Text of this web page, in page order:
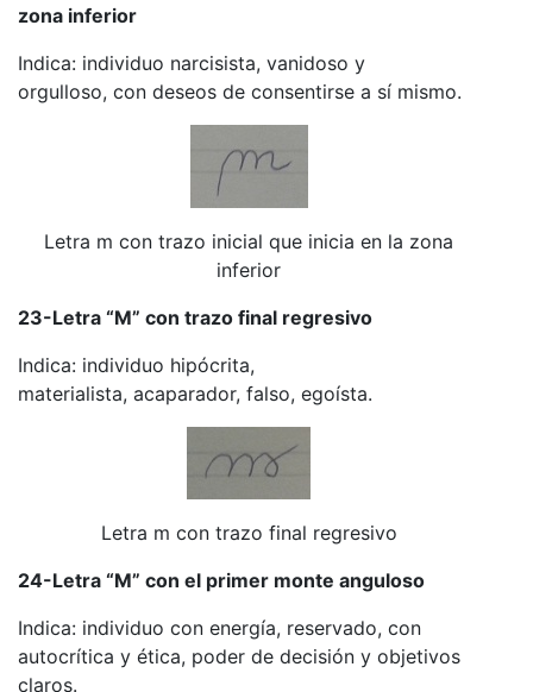
zona inferior
Indica: individuo narcisista, vanidoso y
orgulloso, con deseos de consentirse a sí mismo.
Letra m con trazo inicial que inicia en la zona
inferior
23-Letra “M” con trazo final regresivo
Indica: individuo hipócrita,
materialista, acaparador, falso, egoísta.
Letra m con trazo final regresivo
24-Letra “M” con el primer monte anguloso
Indica: individuo con energía, reservado, con
autocrítica y ética, poder de decisión y objetivos
claros.